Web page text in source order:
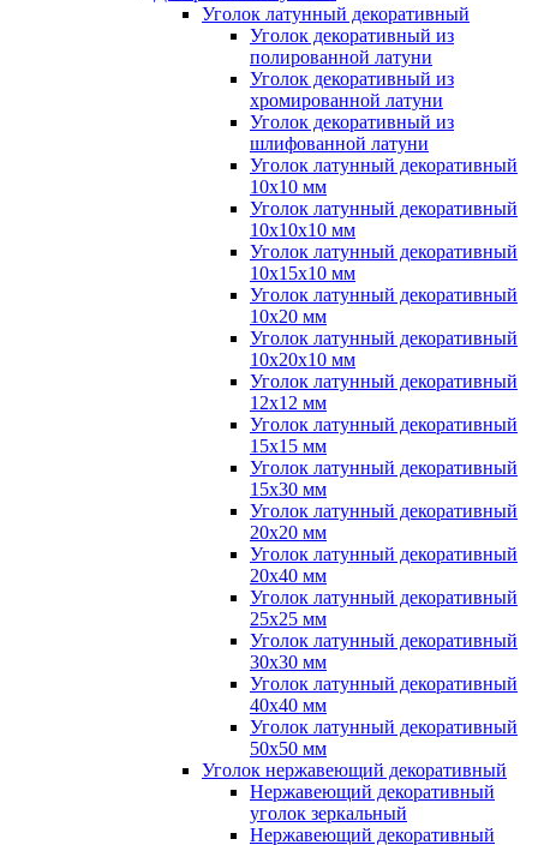
Уголок латунный декоративный
Уголок декоративный из
полированной латуни
Уголок декоративный из
хромированной латуни
Уголок декоративный из
шлифованной латуни
Уголок латунный декоративный
10x10 мм
Уголок латунный декоративный
10x10x10 мм
Уголок латунный декоративный
10x15x10 мм
Уголок латунный декоративный
10x20 мм
Уголок латунный декоративный
10x20x10 мм
Уголок латунный декоративный
12x12 мм
Уголок латунный декоративный
15x15 мм
Уголок латунный декоративный
15x30 мм
Уголок латунный декоративный
20x20 мм
Уголок латунный декоративный
20x40 мм
Уголок латунный декоративный
25x25 мм
Уголок латунный декоративный
30x30 мм
Уголок латунный декоративный
40x40 мм
Уголок латунный декоративный
50x50 мм
Уголок нержавеющий декоративный
Нержавеющий декоративный
уголок зеркальный
Нержавеющий декоративный